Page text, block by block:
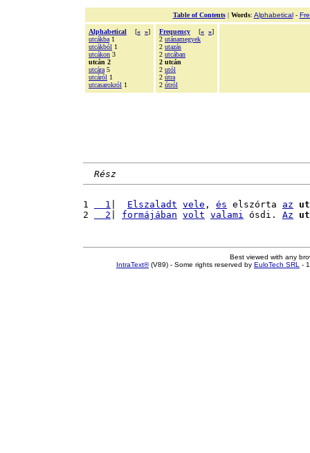
Table of Contents| Words: Alphabetical-
Alphabetical [« »]
utcákba 1
utcákból 1
utcákon 3
utcán 2
utcára 5
utcáról 1
utcasarokról 1
Frequency [« »]
2 utánamegyek
2 utazás
2 utcában
2 utcán
2 utól
2 útra
2 útról
Rész
1
  1
Elszaladt vele , és elszórta az
2
  2
formájában volt valami ósdi. Az
Best viewed with any
IntraText®(V89) - Some rights reserved by EuloTech SRL -